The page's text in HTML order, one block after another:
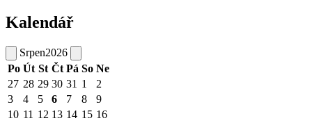
Kalendář
Srpen2026
Po Út St Čt Pá So Ne
27 28 29 30 31 1
2
3
4 5 6 7 8
9
10 11 12 13 14 15 16